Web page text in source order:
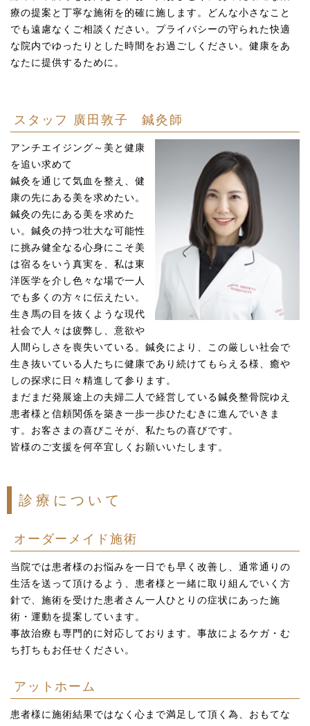
療の提案と丁寧な施術を的確に施します。どんな小さなこと
でも遠慮なくご相談ください。プライバシーの守られた快適
な院内でゆったりとした時間をお過ごしください。健康をあ
なたに提供するために。
スタッフ 廣田敦子 鍼灸師
アンチエイジング～美と健康
を追い求めて
鍼灸を通じて気血を整え、健
康の先にある美を求めたい。
鍼灸の先にある美を求めた
い。鍼灸の持つ壮大な可能性
に挑み健全なる心身にこそ美
は宿るをいう真実を、私は東
洋医学を介し色々な場で一人
でも多くの方々に伝えたい。
生き馬の目を抜くような現代
社会で人々は疲弊し、意欲や
人間らしさを喪失いている。鍼灸により、この厳しい社会で
生き抜いている人たちに健康であり続けてもらえる様、癒や
しの探求に日々精進して参ります。
まだまだ発展途上の夫婦二人で経営している鍼灸整骨院ゆえ
患者様と信頼関係を築き一歩一歩ひたむきに進んでいきま
す。お客さまの喜びこそが、私たちの喜びです。
皆様のご支援を何卒宜しくお願いいたします。
診療について
オーダーメイド施術
当院では患者様のお悩みを一日でも早く改善し、通常通りの
生活を送って頂けるよう、患者様と一緒に取り組んでいく方
針で、施術を受けた患者さん一人ひとりの症状にあった施
術・運動を提案しています。
事故治療も専門的に対応しております。事故によるケガ・む
ち打ちもお任せください。
アットホーム
患者様に施術結果ではなく心まで満足して頂く為、おもてな